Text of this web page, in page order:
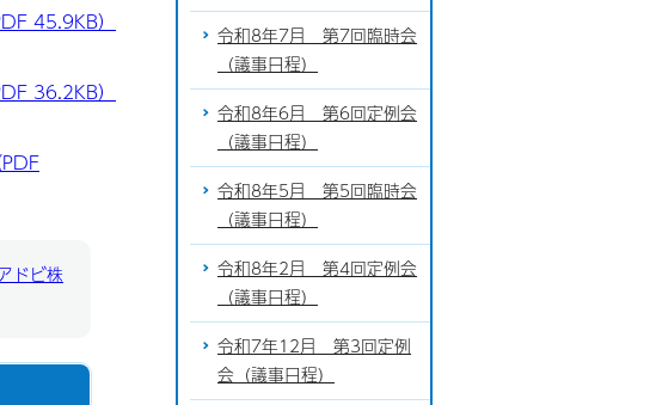
45.9KB）
36.2KB）
ドビ株
令和8年7月 第7回臨時会
（議事日程）
令和8年6月 第6回定例会
（議事日程）
令和8年5月 第5回臨時会
（議事日程）
令和8年2月 第4回定例会
（議事日程）
令和7年12月 第3回定例
会（議事日程）